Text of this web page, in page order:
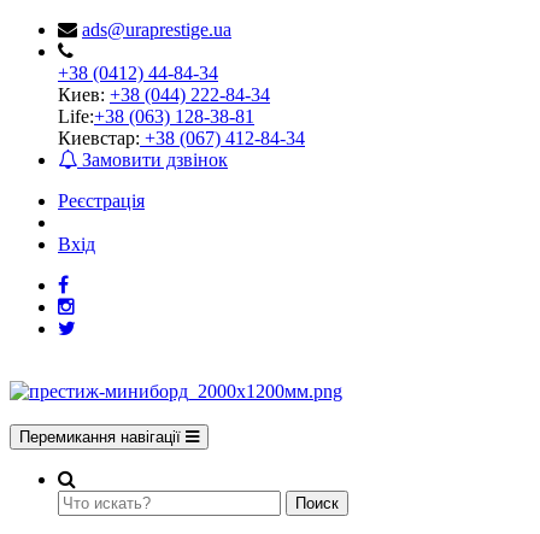
ads@uraprestige.ua
+38 (0412) 44-84-34
Киев: +38 (044) 222-84-34
Life:+38 (063) 128-38-81
Киевстар: +38 (067) 412-84-34
Замовити дзвінок
Реєстрація
Вхід
Перемикання навігації
Поиск